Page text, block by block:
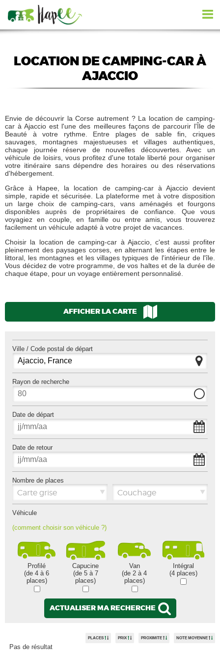
LOCATION DE CAMPING-CAR À
AJACCIO
Envie de découvrir la Corse autrement ? La location de camping-
car à Ajaccio est l'une des meilleures façons de parcourir l'Île de
Beauté à votre rythme. Entre plages de sable fin, criques
sauvages, montagnes majestueuses et villages authentiques,
chaque journée réserve de nouvelles découvertes. Avec un
véhicule de loisirs, vous profitez d'une totale liberté pour organiser
votre itinéraire sans dépendre des horaires ou des réservations
d'hébergement.
Grâce à Hapee, la location de camping-car à Ajaccio devient
simple, rapide et sécurisée. La plateforme met à votre disposition
un large choix de camping-cars, vans aménagés et fourgons
disponibles auprès de propriétaires de confiance. Que vous
voyagiez en couple, en famille ou entre amis, vous trouverez
facilement un véhicule adapté à votre projet de vacances.
Choisir la location de camping-car à Ajaccio, c'est aussi profiter
pleinement des paysages corses, en alternant les étapes entre le
littoral, les montagnes et les villages typiques de l'intérieur de l'île.
Vous décidez de votre programme, de vos haltes et de la durée de
chaque étape, pour un voyage entièrement personnalisé.
AFFICHER LA CARTE
Ville / Code postal de départ
Rayon de recherche
Date de départ
Date de retour
Nombre de places
Carte grise Couchage
Véhicule
(comment choisir son véhicule ?)
Profilé
(de 4 à 6
places)
Capucine
(de 5 à 7
places)
Van
(de 2 à 4
places)
Intégral
(4 places)
ACTUALISER MA RECHERCHE
PLACES PRIX PROXIMITE NOTE MOYENNE
Pas de résultat